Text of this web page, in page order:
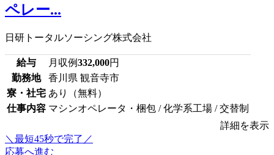
ペレー...
日研トータルソーシング株式会社
給与 月収例332,000円
勤務地
香川県 観音寺市
寮・社宅 あり（無料）
仕事内容 マシンオペレータ・梱包 / 化学系工場 / 交替制
詳細を表示
＼最短45秒で完了／
応募へ進む